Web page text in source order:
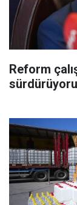
Reform